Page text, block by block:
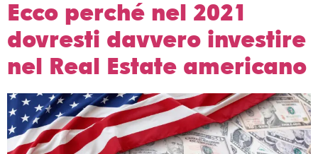
Ecco perché nel 2021
dovresti davvero investire
nel Real Estate americano